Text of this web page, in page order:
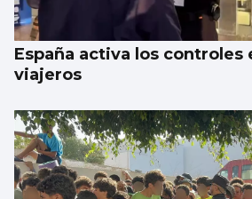
España activa los controles
viajeros